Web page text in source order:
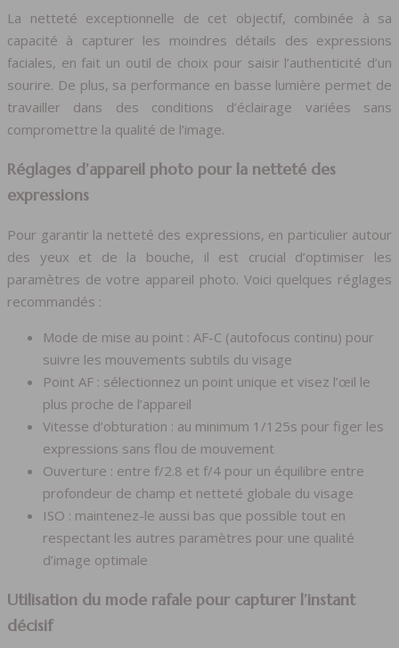
La netteté exceptionnelle de cet objectif, combinée à sa
capacité à capturer les moindres détails des expressions
faciales, en fait un outil de choix pour saisir l’authenticité d’un
sourire. De plus, sa performance en basse lumière permet de
travailler dans des conditions d’éclairage variées sans
compromettre la qualité de l’image.
Réglages d’appareil photo pour la netteté des
expressions
Pour garantir la netteté des expressions, en particulier autour
des yeux et de la bouche, il est crucial d’optimiser les
paramètres de votre appareil photo. Voici quelques réglages
recommandés :
Mode de mise au point : AF-C (autofocus continu) pour
suivre les mouvements subtils du visage
Point AF : sélectionnez un point unique et visez l’œil le
plus proche de l’appareil
Vitesse d’obturation : au minimum 1/125s pour figer les
expressions sans flou de mouvement
Ouverture : entre f/2.8 et f/4 pour un équilibre entre
profondeur de champ et netteté globale du visage
ISO : maintenez-le aussi bas que possible tout en
respectant les autres paramètres pour une qualité
d’image optimale
Utilisation du mode rafale pour capturer l’instant
décisif